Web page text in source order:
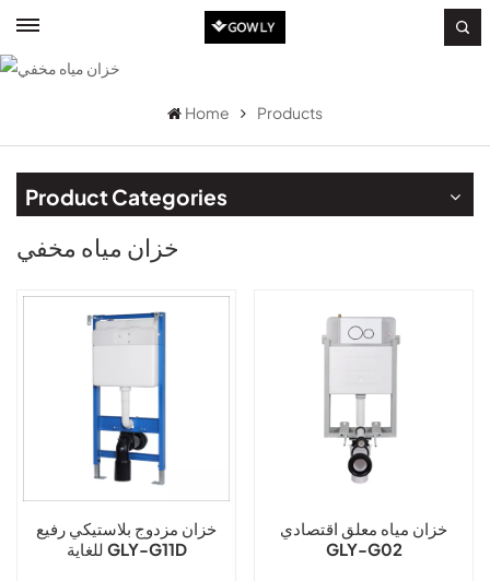
Home Products
Product Categories
خزان مياه مخفي
خزان مزدوج بلاستيكي رفيع
للغاية GLY-G11D
خزان مياه معلق اقتصادي
GLY-G02